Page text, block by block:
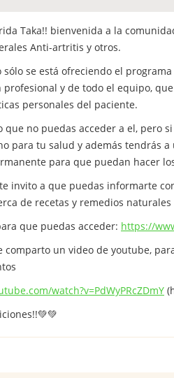
Taka!! bienvenida a la
Anti-artritis y otros.
sólo se está ofreciendo el
y de todo el equipo,
personales del paciente.
que no puedas acceder a el, pero
para tu salud y además tendrás
para que puedan hacer
invito a que puedas informarte
de recetas y remedios
que puedas acceder: https://
comparto un video de youtube,
watch?v=PdWyPRcZDmY